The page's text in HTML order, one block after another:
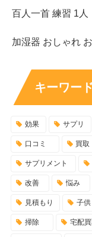
百人一首 練習 1人
加湿器 おしゃれ
キーワー
効果 サプリ
口コミ 買取
サプリメント
改善 悩み
見積もり 子供
掃除 宅配